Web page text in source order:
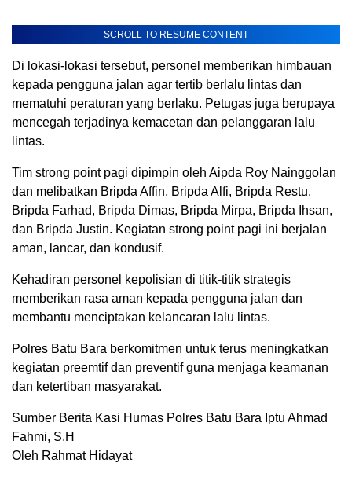
SCROLL TO RESUME CONTENT
Di lokasi-lokasi tersebut, personel memberikan himbauan
kepada pengguna jalan agar tertib berlalu lintas dan
mematuhi peraturan yang berlaku. Petugas juga berupaya
mencegah terjadinya kemacetan dan pelanggaran lalu
lintas.
Tim strong point pagi dipimpin oleh Aipda Roy Nainggolan
dan melibatkan Bripda Affin, Bripda Alfi, Bripda Restu,
Bripda Farhad, Bripda Dimas, Bripda Mirpa, Bripda Ihsan,
dan Bripda Justin. Kegiatan strong point pagi ini berjalan
aman, lancar, dan kondusif.
Kehadiran personel kepolisian di titik-titik strategis
memberikan rasa aman kepada pengguna jalan dan
membantu menciptakan kelancaran lalu lintas.
Polres Batu Bara berkomitmen untuk terus meningkatkan
kegiatan preemtif dan preventif guna menjaga keamanan
dan ketertiban masyarakat.
Sumber Berita Kasi Humas Polres Batu Bara Iptu Ahmad
Fahmi, S.H
Oleh Rahmat Hidayat